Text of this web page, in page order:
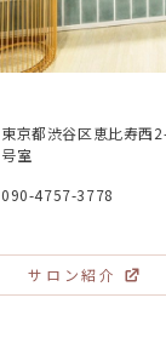
東京都渋谷区恵比寿西
号室
090-4757-3778
サロン紹介